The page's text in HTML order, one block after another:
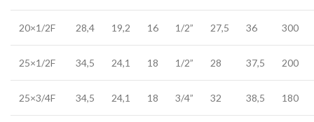
20×1/2F 28,4 19,2 16 1/2” 27,5 36 300
25×1/2F 34,5 24,1 18 1/2” 28 37,5 200
25×3/4F 34,5 24,1 18 3/4” 32 38,5 180